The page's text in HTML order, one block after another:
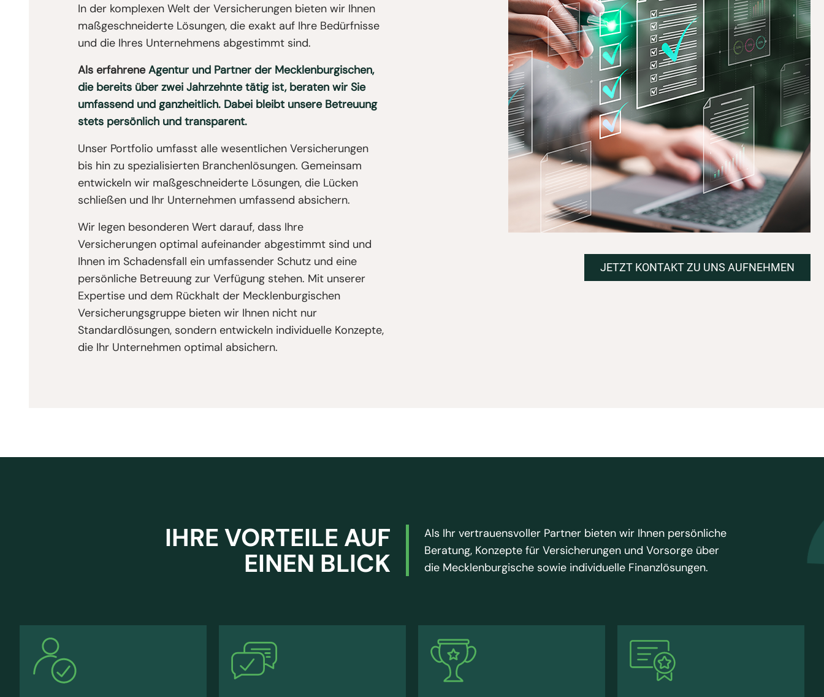
In der komplexen Welt der Versicherungen bieten wir Ihnen
maßgeschneiderte Lösungen, die exakt auf Ihre Bedürfnisse
und die Ihres Unternehmens abgestimmt sind.
Als erfahreneAgentur und Partner der Mecklenburgischen,
die bereits über zwei Jahrzehnte tätig ist, beraten wir Sie
umfassend und ganzheitlich. Dabei bleibt unsere Betreuung
stets persönlich und transparent.
Unser Portfolio umfasst alle wesentlichen Versicherungen
bis hin zu spezialisierten Branchenlösungen. Gemeinsam
entwickeln wir maßgeschneiderte Lösungen, die Lücken
schließen und Ihr Unternehmen umfassend absichern.
Wir legen besonderen Wert darauf, dass Ihre
Versicherungen optimal aufeinander abgestimmt sind und
Ihnen im Schadensfall ein umfassender Schutz und eine
persönliche Betreuung zur Verfügung stehen. Mit unserer
Expertise und dem Rückhalt der Mecklenburgischen
Versicherungsgruppe bieten wir Ihnen nicht nur
Standardlösungen, sondern entwickeln individuelle Konzepte,
die Ihr Unternehmen optimal absichern.
JETZT KONTAKT ZU UNS AUFNEHMEN
IHRE VORTEILE AUF
EINEN BLICK
Als Ihr vertrauensvoller Partner bieten wir Ihnen persönliche
Beratung, Konzepte für Versicherungen und Vorsorge über
die Mecklenburgische sowie individuelle Finanzlösungen.